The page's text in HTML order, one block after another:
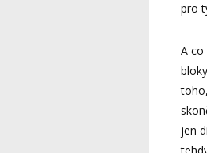
pro
A
jen